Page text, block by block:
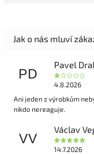
PD
Pavel
4.8.2026
Ani jeden z výrobkům
nikdo nereaguje.
VV
Václav
14.7.2026